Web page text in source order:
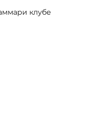
клубе